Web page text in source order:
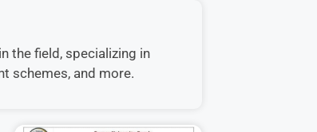
the field, specializing in
schemes, and more.